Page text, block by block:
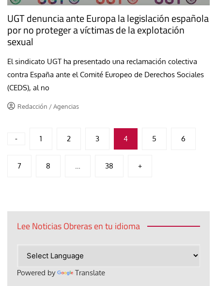
UGT denuncia ante Europa la legislación española
por no proteger a víctimas de la explotación
sexual
El sindicato UGT ha presentado una reclamación colectiva
contra España ante el Comité Europeo de Derechos Sociales
(CEDS), al no
Redacción / Agencias
Paginación
entradas
- 1 2 3 4 5 6
7 8 … 38 +
Lee Noticias Obreras en tu idioma
Powered by Translate